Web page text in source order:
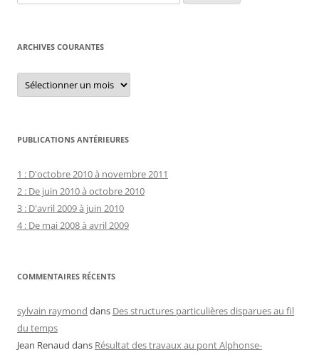
ARCHIVES COURANTES
Archives
courantes
PUBLICATIONS ANTÉRIEURES
1 : D'octobre 2010 à novembre 2011
2 : De juin 2010 à octobre 2010
3 : D'avril 2009 à juin 2010
4 : De mai 2008 à avril 2009
COMMENTAIRES RÉCENTS
sylvain raymond dans Des structures particulières disparues au fil
du temps
Jean Renaud dans Résultat des travaux au pont Alphonse-